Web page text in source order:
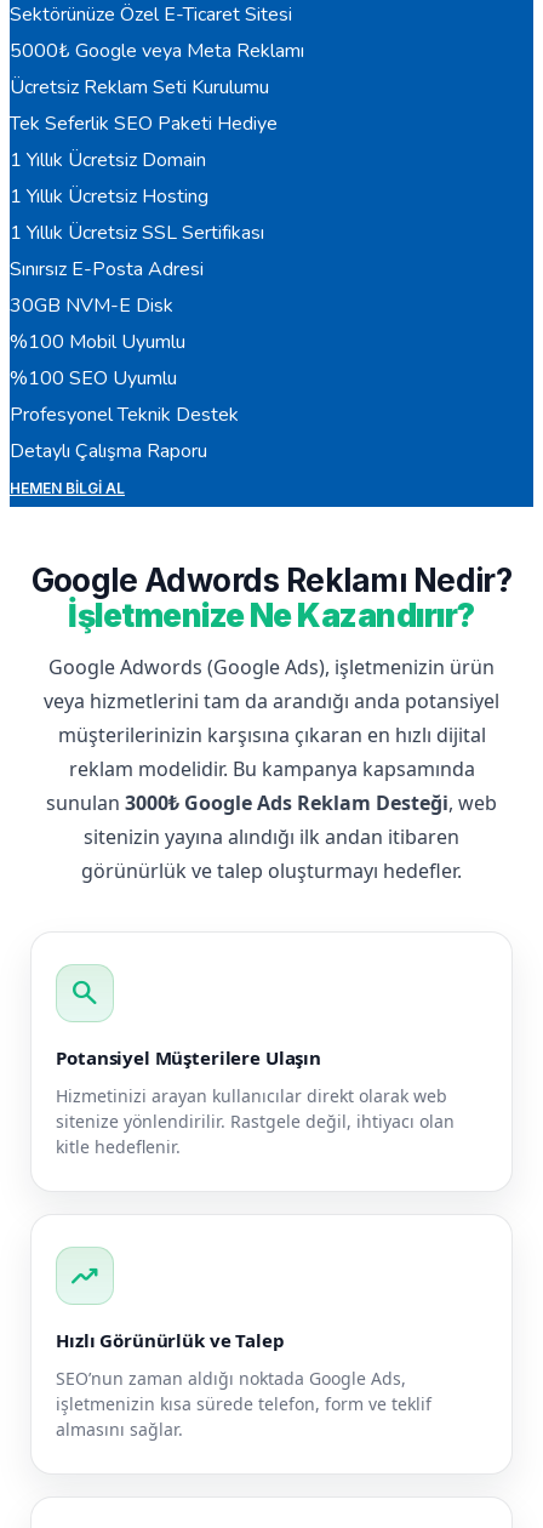
Sektörünüze Özel E-Ticaret Sitesi
5000₺ Google veya Meta Reklamı
Ücretsiz Reklam Seti Kurulumu
Tek Seferlik SEO Paketi Hediye
1 Yıllık Ücretsiz Domain
1 Yıllık Ücretsiz Hosting
1 Yıllık Ücretsiz SSL Sertifikası
Sınırsız E-Posta Adresi
30GB NVM-E Disk
%100 Mobil Uyumlu
%100 SEO Uyumlu
Profesyonel Teknik Destek
Detaylı Çalışma Raporu
HEMEN BILGI AL
Google Adwords Reklamı Nedir?
İşletmenize Ne Kazandırır?
Google Adwords (Google Ads), işletmenizin ürün
veya hizmetlerini tam da arandığı anda potansiyel
müşterilerinizin karşısına çıkaran en hızlı dijital
reklam modelidir. Bu kampanya kapsamında
sunulan 3000₺ Google Ads Reklam Desteği, web
sitenizin yayına alındığı ilk andan itibaren
görünürlük ve talep oluşturmayı hedefler.
search
Potansiyel Müşterilere Ulaşın
Hizmetinizi arayan kullanıcılar direkt olarak web
sitenize yönlendirilir. Rastgele değil, ihtiyacı olan
kitle hedeflenir.
trending_up
Hızlı Görünürlük ve Talep
SEO’nun zaman aldığı noktada Google Ads,
işletmenizin kısa sürede telefon, form ve teklif
almasını sağlar.